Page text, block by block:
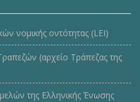
νομικής οντότητας (LEI)
(αρχείο Τράπεζας της
της Ελληνικής Ένωσης